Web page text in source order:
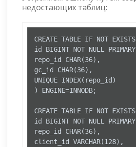
недостающих таблиц:
CREATE TABLE IF NOT
id BIGINT NOT NULL PRIMARY
repo_id CHAR(36),
gc_id CHAR(36),
UNIQUE INDEX(repo_id)
) ENGINE=INNODB;
CREATE TABLE IF NOT
id BIGINT NOT NULL PRIMARY
repo_id CHAR(36),
client_id VARCHAR(128),